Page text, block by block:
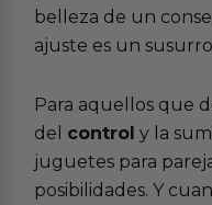
belleza de un
ajuste es un
Para aquellos que
del control y la
juguetes para
posibilidades. Y